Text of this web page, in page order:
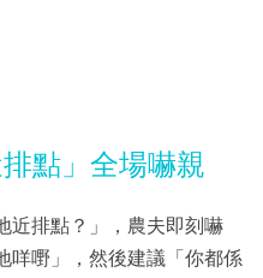
點」全場嚇親
近排點？」，農夫即刻嚇
咩嘢」，然後建議「你都係